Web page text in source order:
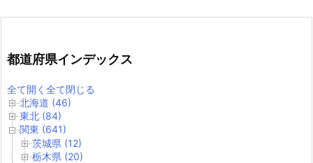
都道府県インデックス
全て開く 全て閉じる
北海道 (46)
東北 (84)
関東 (641)
茨城県 (12)
栃木県 (20)